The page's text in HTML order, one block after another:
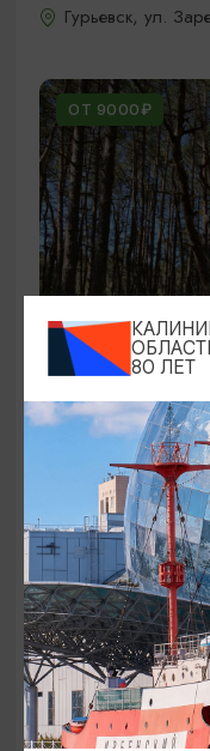
Гурьевск, ул.
ОТ 9000₽
ЭКСКУРСИИ
косы»
01.02.2026 -
Куршская коса
ОТ 2500₽
80 ЛЕТ